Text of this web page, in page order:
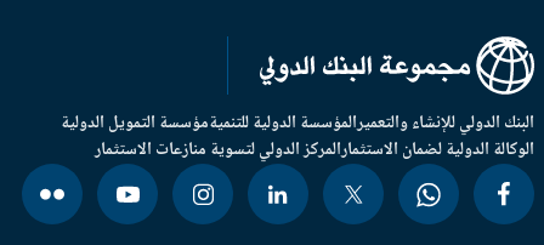
الدولي للإنشاء والتعميرالمؤسسة الدولية للتنميةمؤسسة التمويل الدولية
الدولية لضمان الاستثمارالمركز الدولي لتسوية منازعات الاستثمار